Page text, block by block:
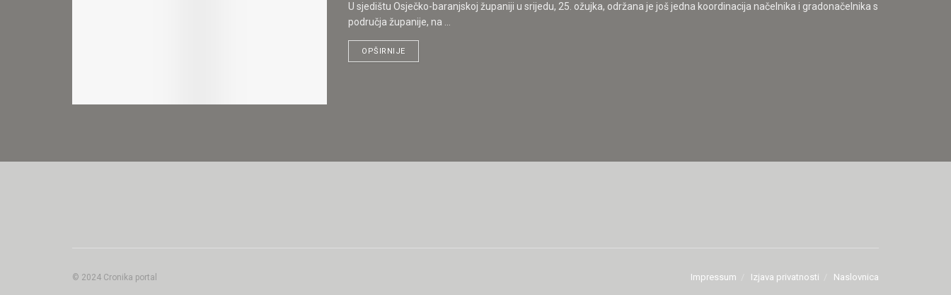
U sjedištu Osječko-baranjskoj županiji u srijedu, 25. ožujka, održana je još jedna koordinacija načelnika i gradonačelnika s
područja županije, na ...
OPŠIRNIJE
Impressum Izjava privatnosti Naslovnica
© 2024 Cronika portal